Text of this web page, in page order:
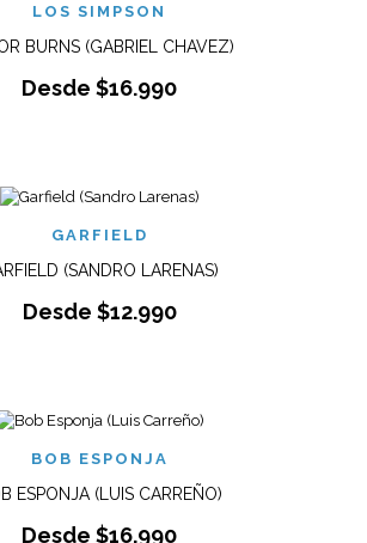
LOS SIMPSON
BURNS (GABRIEL CHAVEZ)
Desde $16.990
GARFIELD
(SANDRO LARENAS)
Desde $12.990
BOB ESPONJA
ESPONJA (LUIS CARREÑO)
Desde $16.990